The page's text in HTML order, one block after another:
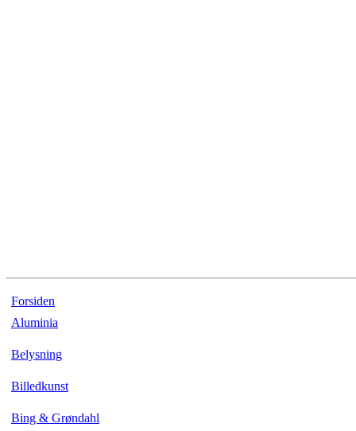
Forsiden
Aluminia
Belysning
Billedkunst
Bing & Grøndahl